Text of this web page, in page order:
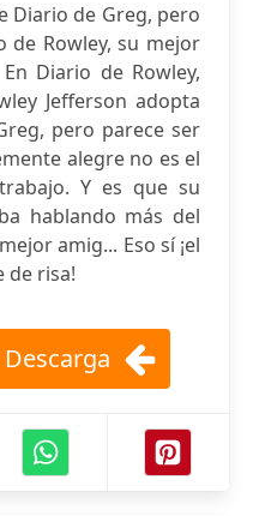
Diario de Greg, pero
Rowley, su mejor
Diario de Rowley,
Jefferson adopta
pero parece ser
alegre no es el
Y es que su
hablando más del
amig... Eso sí ¡el
de risa!